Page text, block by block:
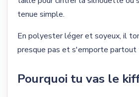
tenue simple.
En polyester léger et soyeux, il
presque pas et s'emporte
Pourquoi tu vas le